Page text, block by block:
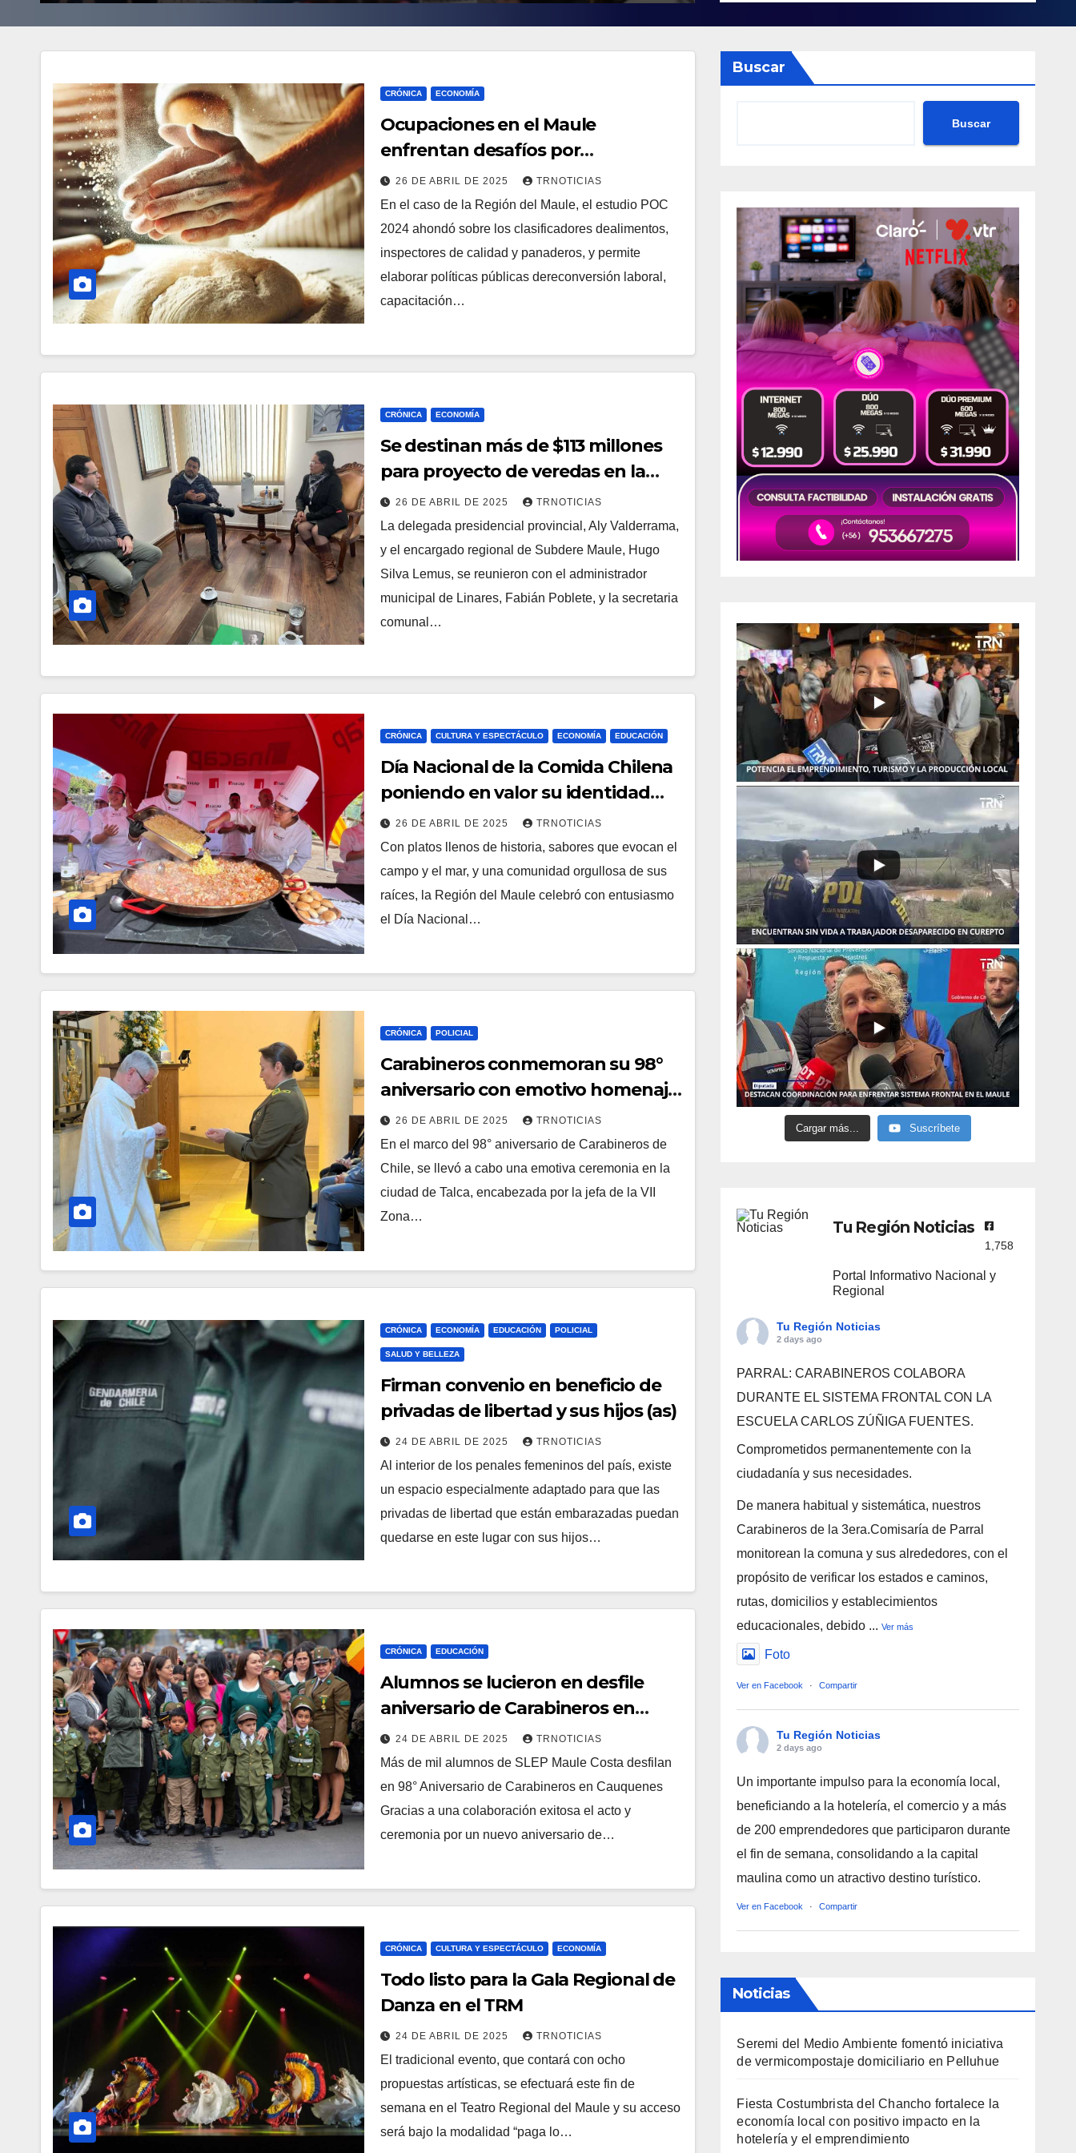
CRÓNICA ECONOMÍA
Ocupaciones en el Maule
enfrentan desafíos por
automatización
26 DE ABRIL DE 2025 TRNOTICIAS
En el caso de la Región del Maule, el estudio POC
2024 ahondó sobre los clasificadores dealimentos,
inspectores de calidad y panaderos, y permite
elaborar políticas públicas dereconversión laboral,
capacitación…
CRÓNICA ECONOMÍA
Se destinan más de $113 millones
para proyecto de veredas en la
comuna de Linares
26 DE ABRIL DE 2025 TRNOTICIAS
La delegada presidencial provincial, Aly Valderrama,
y el encargado regional de Subdere Maule, Hugo
Silva Lemus, se reunieron con el administrador
municipal de Linares, Fabián Poblete, y la secretaria
comunal…
CRÓNICA CULTURA Y ESPECTÁCULO ECONOMÍA EDUCACIÓN
Día Nacional de la Comida Chilena
poniendo en valor su identidad
culinaria
26 DE ABRIL DE 2025 TRNOTICIAS
Con platos llenos de historia, sabores que evocan el
campo y el mar, y una comunidad orgullosa de sus
raíces, la Región del Maule celebró con entusiasmo
el Día Nacional…
CRÓNICA POLICIAL
Carabineros conmemoran su 98°
aniversario con emotivo homenaje
a sus mártires
26 DE ABRIL DE 2025 TRNOTICIAS
En el marco del 98° aniversario de Carabineros de
Chile, se llevó a cabo una emotiva ceremonia en la
ciudad de Talca, encabezada por la jefa de la VII
Zona…
CRÓNICA ECONOMÍA EDUCACIÓN POLICIAL
SALUD Y BELLEZA
Firman convenio en beneficio de
privadas de libertad y sus hijos (as)
24 DE ABRIL DE 2025 TRNOTICIAS
Al interior de los penales femeninos del país, existe
un espacio especialmente adaptado para que las
privadas de libertad que están embarazadas puedan
quedarse en este lugar con sus hijos…
CRÓNICA EDUCACIÓN
Alumnos se lucieron en desfile
aniversario de Carabineros en
Cauquenes
24 DE ABRIL DE 2025 TRNOTICIAS
Más de mil alumnos de SLEP Maule Costa desfilan
en 98° Aniversario de Carabineros en Cauquenes
Gracias a una colaboración exitosa el acto y
ceremonia por un nuevo aniversario de…
CRÓNICA CULTURA Y ESPECTÁCULO ECONOMÍA
Todo listo para la Gala Regional de
Danza en el TRM
24 DE ABRIL DE 2025 TRNOTICIAS
El tradicional evento, que contará con ocho
propuestas artísticas, se efectuará este fin de
semana en el Teatro Regional del Maule y su acceso
será bajo la modalidad “paga lo…
Buscar
Buscar
Cargar más... Suscríbete
Tu Región Noticias
1,758
Portal Informativo Nacional y
Regional
Tu Región Noticias
2 days ago
PARRAL: CARABINEROS COLABORA
DURANTE EL SISTEMA FRONTAL CON LA
ESCUELA CARLOS ZÚÑIGA FUENTES.
Comprometidos permanentemente con la
ciudadanía y sus necesidades.
De manera habitual y sistemática, nuestros
Carabineros de la 3era.Comisaría de Parral
monitorean la comuna y sus alrededores, con el
propósito de verificar los estados e caminos,
rutas, domicilios y establecimientos
educacionales, debido ...Ver más
Foto
Ver en Facebook · Compartir
Tu Región Noticias
2 days ago
Un importante impulso para la economía local,
beneficiando a la hotelería, el comercio y a más
de 200 emprendedores que participaron durante
el fin de semana, consolidando a la capital
maulina como un atractivo destino turístico.
Ver en Facebook · Compartir
Noticias
Seremi del Medio Ambiente fomentó iniciativa
de vermicompostaje domiciliario en Pelluhue
Fiesta Costumbrista del Chancho fortalece la
economía local con positivo impacto en la
hotelería y el emprendimiento